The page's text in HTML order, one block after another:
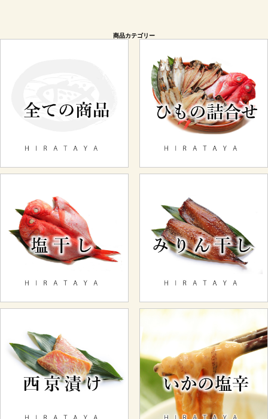
商品カテゴリー